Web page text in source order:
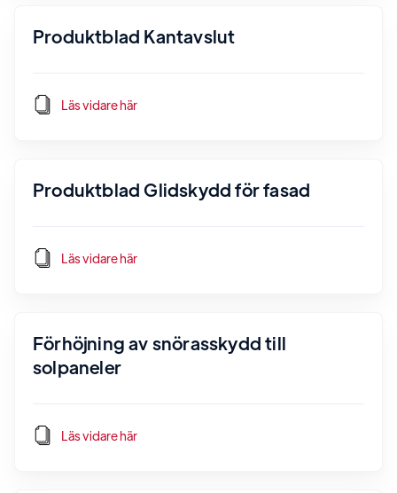
Produktblad Kantavslut
Läs vidare här
Produktblad Glidskydd för fasad
Läs vidare här
Förhöjning av snörasskydd till
solpaneler
Läs vidare här